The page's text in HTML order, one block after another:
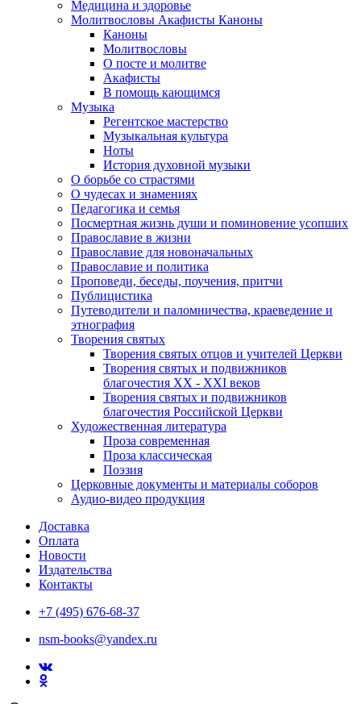
Медицина и здоровье
Молитвословы Акафисты Каноны
Каноны
Молитвословы
О посте и молитве
Акафисты
В помощь кающимся
Музыка
Регентское мастерство
Музыкальная культура
Ноты
История духовной музыки
О борьбе со страстями
О чудесах и знамениях
Педагогика и семья
Посмертная жизнь души и поминовение усопших
Православие в жизни
Православие для новоначальных
Православие и политика
Проповеди, беседы, поучения, притчи
Публицистика
Путеводители и паломничества, краеведение и
этнография
Творения святых
Творения святых отцов и учителей Церкви
Творения святых и подвижников
благочестия ХХ - ХХI веков
Творения святых и подвижников
благочестия Российской Церкви
Художественная литература
Проза современная
Проза классическая
Поэзия
Церковные документы и материалы соборов
Аудио-видео продукция
Доставка
Оплата
Новости
Издательства
Контакты
+7 (495) 676-68-37
nsm-books@yandex.ru